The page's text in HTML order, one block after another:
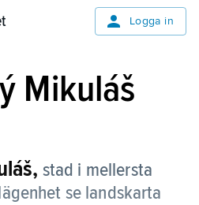
Logga in
Mikuláš
stad i mellersta
se landskarta